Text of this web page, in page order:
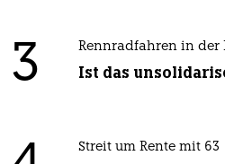
3 Rennradfahren in der
Ist das
Streit um Rente mit 63